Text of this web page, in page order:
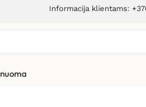
Informacija klientams: